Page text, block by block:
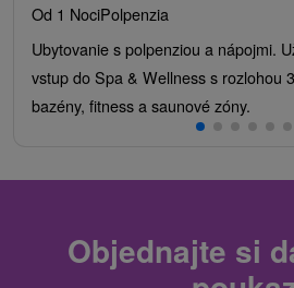
Od 1 NociPolpenzia
Ubytovanie s polpenziou a nápojmi.
vstup do Spa & Wellness s rozlohou
bazény, fitness a saunové zóny.
Objednajte si